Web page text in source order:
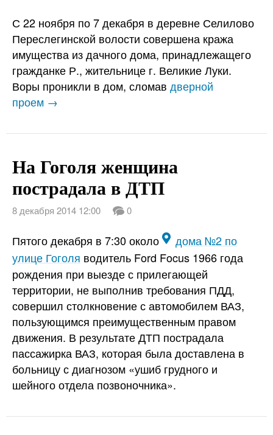
С 22 ноября по 7 декабря в деревне Селилово
Переслегинской волости совершена кража
имущества из дачного дома, принадлежащего
гражданке Р., жительнице г. Великие Луки.
Воры проникли в дом, сломав дверной
проем →
На Гоголя женщина
пострадала в ДТП
8 декабря 2014 12:00 0
Пятого декабря в 7:30 около
дома №2 по
улице Гоголя водитель Ford Focus 1966 года
рождения при выезде с прилегающей
территории, не выполнив требования ПДД,
совершил столкновение с автомобилем ВАЗ,
пользующимся преимущественным правом
движения. В результате ДТП пострадала
пассажирка ВАЗ, которая была доставлена в
больницу с диагнозом «ушиб грудного и
шейного отдела позвоночника».